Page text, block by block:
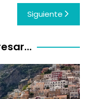
Siguiente